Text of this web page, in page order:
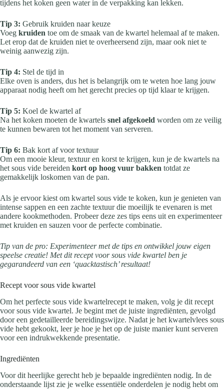
tijdens het koken geen water in de verpakking kan lekken.
Tip 3: Gebruik kruiden naar keuze
Voeg kruiden toe om de smaak van de kwartel helemaal af te maken.
Let erop dat de kruiden niet te overheersend zijn, maar ook niet te
weinig aanwezig zijn.
Tip 4: Stel de tijd in
Elke oven is anders, dus het is belangrijk om te weten hoe lang jouw
apparaat nodig heeft om het gerecht precies op tijd klaar te krijgen.
Tip 5: Koel de kwartel af
Na het koken moeten de kwartels snel afgekoeld worden om ze veilig
te kunnen bewaren tot het moment van serveren.
Tip 6: Bak kort af voor textuur
Om een mooie kleur, textuur en korst te krijgen, kun je de kwartels na
het sous vide bereiden kort op hoog vuur bakken totdat ze
gemakkelijk loskomen van de pan.
Als je ervoor kiest om kwartel sous vide te koken, kun je genieten van
intense sappen en een zachte textuur die moeilijk te evenaren is met
andere kookmethoden. Probeer deze zes tips eens uit en experimenteer
met kruiden en sauzen voor de perfecte combinatie.
Tip van de pro: Experimenteer met de tips en ontwikkel jouw eigen
speelse creatie! Met dit recept voor sous vide kwartel ben je
gegarandeerd van een ‘quacktastisch’ resultaat!
Recept voor sous vide kwartel
Om het perfecte sous vide kwartelrecept te maken, volg je dit recept
voor sous vide kwartel. Je begint met de juiste ingrediënten, gevolgd
door een gedetailleerde bereidingswijze. Nadat je het kwartelvlees sous
vide hebt gekookt, leer je hoe je het op de juiste manier kunt serveren
voor een indrukwekkende presentatie.
Ingrediënten
Voor dit heerlijke gerecht heb je bepaalde ingrediënten nodig. In de
onderstaande lijst zie je welke essentiële onderdelen je nodig hebt om